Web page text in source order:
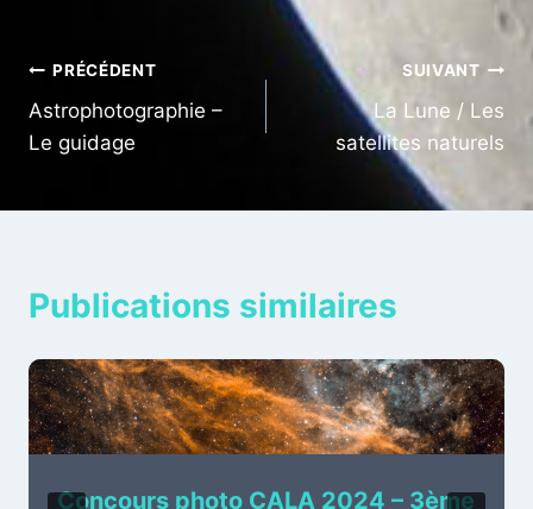
Navigation
de
PRÉCÉDENT
Astrophotographie –
Le guidage
SUIVANT
La Lune / Les
satellites naturels
Publications similaires
Concours photo CALA 2024 – 3ème